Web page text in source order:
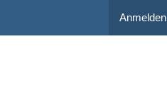
Anmelden